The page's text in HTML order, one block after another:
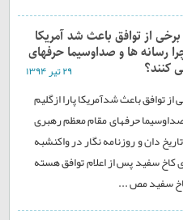
از توافق باعث شد آمریکا
رسانه ها و صداوسیما حرفهای
کنند؟ ۲۹ تير ۱۳۹۴
باعث شدآمریکا پارا ازگلیم
حرفهای مقام معظم رهبری
دان و روزنامه نگار در واکنشبه
کاخ سفید پس از اعلام توافق هسته
سفید مص ...